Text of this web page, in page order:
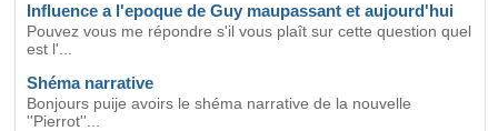
Influence a l'epoque de Guy maupassant et aujourd'hui
Pouvez vous me répondre s'il vous plaît sur cette question quel
est l'...
Shéma narrative
Bonjours puije avoirs le shéma narrative de la nouvelle
''Pierrot''...